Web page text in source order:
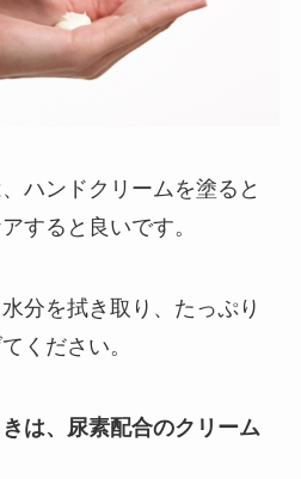
ハンドクリームを塗ると
すると良いです。
分を拭き取り、たっぷり
ください。
は、 尿素配合のクリーム